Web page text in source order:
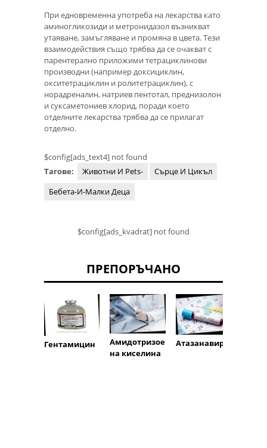
При едновременна употреба на лекарства като
аминогликозиди и метронидазол възникват
утаяване, замъгляване и промяна в цвета. Тези
взаимодействия също трябва да се очакват с
парентерално приложими тетрациклинови
производни (например доксициклин,
окситетрациклин и ролитетрациклин), с
норадреналин, натриев пентотал, преднизолон
и суксаметониев хлорид, поради което
отделните лекарства трябва да се прилагат
отделно.
$config[ads_text4] not found
Тагове:
Животни И Pets-
Сърце И Цикъл
Бебета-И-Малки Деца
$config[ads_kvadrat] not found
ПРЕПОРЪЧАНО
Гентамицин
Амидотризое
на киселина
Атазанавир